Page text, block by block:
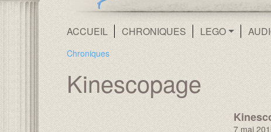
Navigation principale
ACCUEIL CHRONIQUES LEGO
Chroniques
Name :
Kinescopage
7 mai